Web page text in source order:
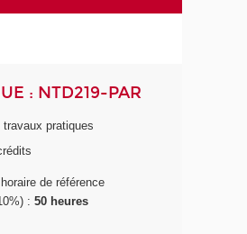
: NTD219-PAR
travaux pratiques
de référence
:50 heures